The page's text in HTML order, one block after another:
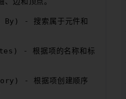
By) - 搜索属于元件和
- 根据项的名称和标
- 根据项创建顺序